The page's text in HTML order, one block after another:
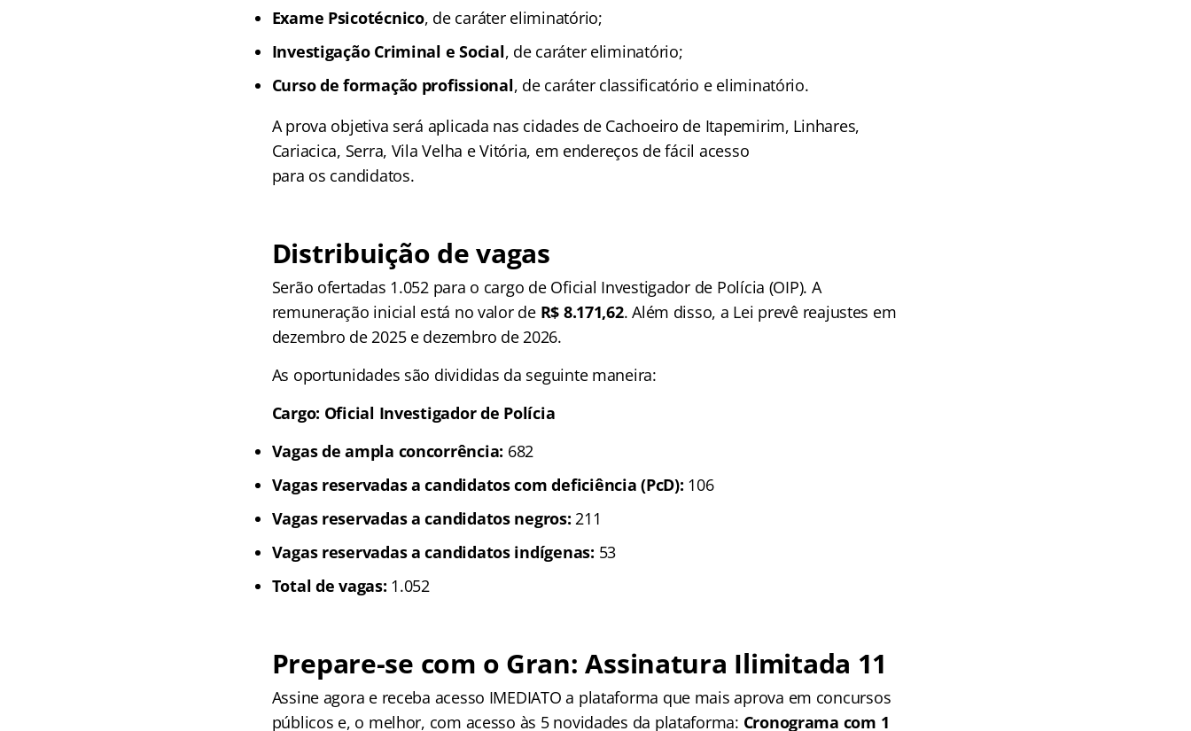
Exame Psicotécnico, de caráter eliminatório;
Investigação Criminal e Social, de caráter eliminatório;
Curso de formação profissional, de caráter classificatório e eliminatório.
A prova objetiva será aplicada nas cidades de Cachoeiro de Itapemirim, Linhares,
Cariacica, Serra, Vila Velha e Vitória, em endereços de fácil acesso
para os candidatos.
Distribuição de vagas
Serão ofertadas 1.052 para o cargo de Oficial Investigador de Polícia (OIP). A
remuneração inicial está no valor de R$ 8.171,62. Além disso, a Lei prevê reajustes em
dezembro de 2025 e dezembro de 2026.
As oportunidades são divididas da seguinte maneira:
Cargo: Oficial Investigador de Polícia
Vagas de ampla concorrência: 682
Vagas reservadas a candidatos com deficiência (PcD): 106
Vagas reservadas a candidatos negros: 211
Vagas reservadas a candidatos indígenas: 53
Total de vagas: 1.052
Prepare-se com o Gran: Assinatura Ilimitada 11
Assine agora e receba acesso IMEDIATO a plataforma que mais aprova em concursos
públicos e, o melhor, com acesso às 5 novidades da plataforma: Cronograma com 1